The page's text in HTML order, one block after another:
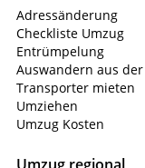
Adressänderung
Checkliste Umzug
Entrümpelung
Auswandern aus der
Transporter mieten
Umziehen
Umzug Kosten